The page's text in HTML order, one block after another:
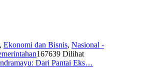
, Ekonomi dan Bisnis, Nasional -
167639 Dilihat
Dari Pantai Eks…